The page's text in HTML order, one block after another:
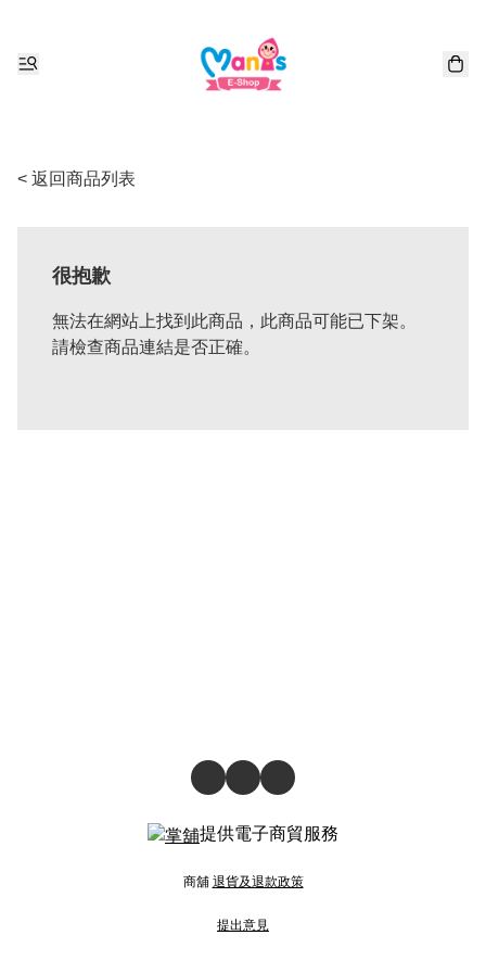
< 返回商品列表
很抱歉
無法在網站上找到此商品，此商品可能已下架。
請檢查商品連結是否正確。
提供電子商貿服務
商舖 退貨及退款政策
提出意見